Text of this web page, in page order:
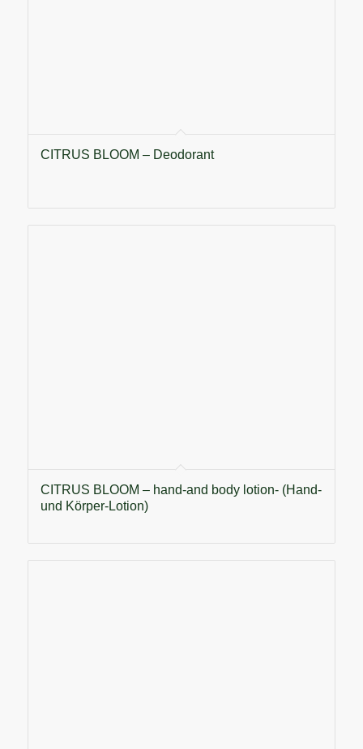
CITRUS BLOOM – Deodorant
CITRUS BLOOM – hand-and body lotion- (Hand-
und Körper-Lotion)